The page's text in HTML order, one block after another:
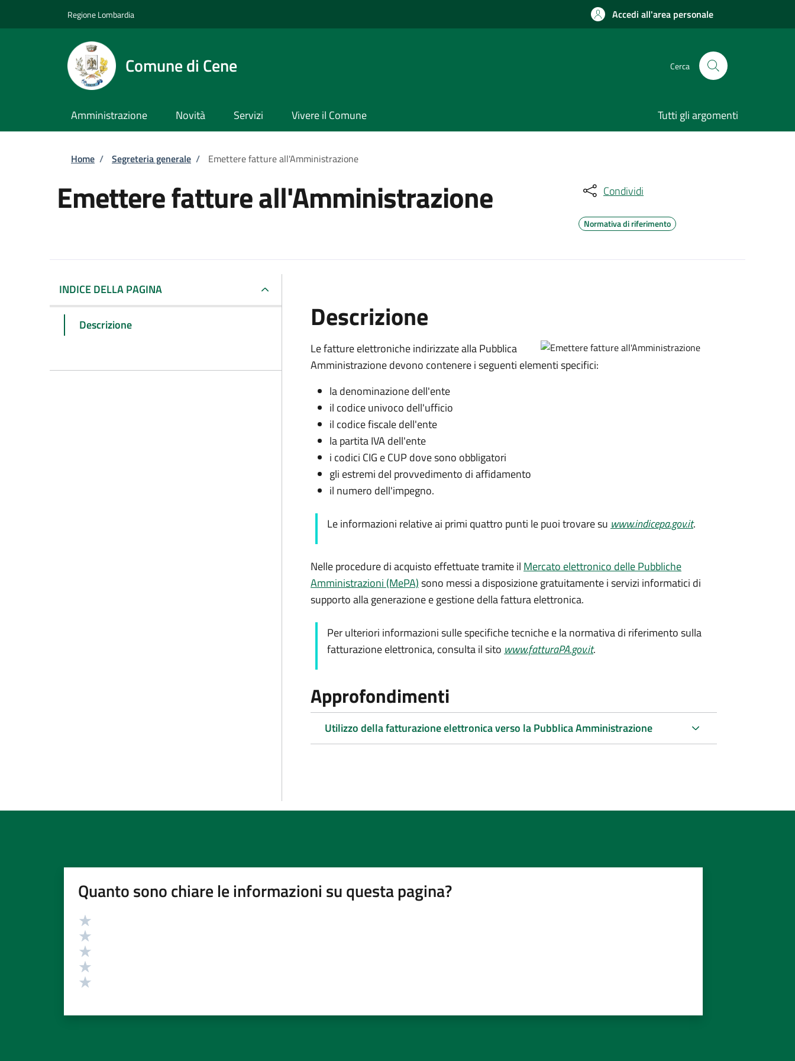
Regione Lombardia Accedi all'area personale
Comune di Cene Cerca
Amministrazione Novità Servizi Vivere il Comune Tutti gli argomenti
Briciole di pane
Home / Segreteria generale / Emettere fatture all'Amministrazione
Emettere fatture all'Amministrazione Condividi
Normativa di riferimento
INDICE DELLA PAGINA
Descrizione Descrizione
Le fatture elettroniche indirizzate alla Pubblica
Amministrazione devono contenere i seguenti elementi specifici:
la denominazione dell'ente
il codice univoco dell'ufficio
il codice fiscale dell'ente
la partita IVA dell'ente
i codici CIG e CUP dove sono obbligatori
gli estremi del provvedimento di affidamento
il numero dell'impegno.
Le informazioni relative ai primi quattro punti le puoi trovare su www.indicepa.gov.it.
Nelle procedure di acquisto effettuate tramite il Mercato elettronico delle Pubbliche
Amministrazioni (MePA)sono messi a disposizione gratuitamente i servizi informatici di
supporto alla generazione e gestione della fattura elettronica.
Per ulteriori informazioni sulle specifiche tecniche e la normativa di riferimento sulla
fatturazione elettronica, consulta il sito www.fatturaPA.gov.it.
Approfondimenti
Utilizzo della fatturazione elettronica verso la Pubblica Amministrazione
Quanto sono chiare le informazioni su questa pagina?
Valutazione